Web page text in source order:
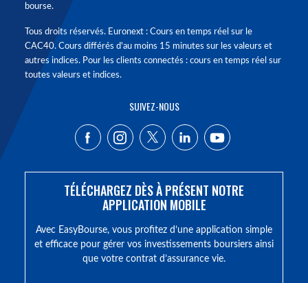
bourse.
Tous droits réservés. Euronext : Cours en temps réel sur le
CAC40. Cours différés d'au moins 15 minutes sur les valeurs et
autres indices. Pour les clients connectés : cours en temps réel sur
toutes valeurs et indices.
SUIVEZ-NOUS
TÉLÉCHARGEZ DÈS À PRÉSENT NOTRE
APPLICATION MOBILE
Avec EasyBourse, vous profitez d’une application simple
et efficace pour gérer vos investissements boursiers ainsi
que votre contrat d’assurance vie.